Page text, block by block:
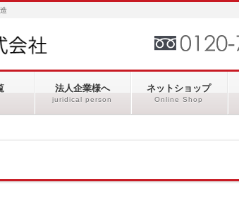
法人企業様へ
juridical person
ネットショップ
Online Shop